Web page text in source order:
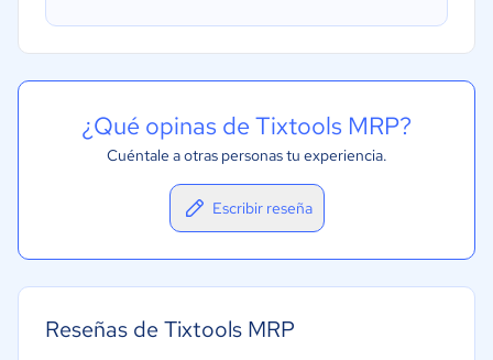
¿Qué opinas de Tixtools MRP?
Cuéntale a otras personas tu experiencia.
Escribir reseña
Reseñas de Tixtools MRP